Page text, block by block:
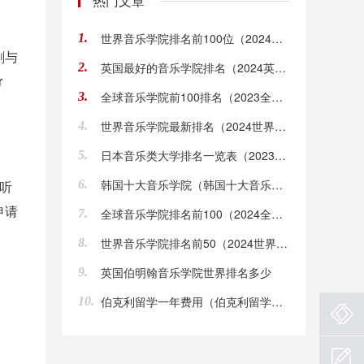
与
请
1. 世界音乐学院排名前100位（2024世界音乐学院排名前100位）
2. 英国最好的音乐学院排名（2024英国最好的音乐学院排名）
3. 全球音乐学院前100排名（2023全球音乐学院前100排名）
4. 世界音乐学院最新排名（2024世界音乐学院最新排行）
5. 日本音乐类大学排名一览表（2023日本音乐类大学排行导读表）
6. 韩国十大音乐学院（韩国十大音乐学院有哪些？）
7. 全球音乐学院排名前100（2024全球音乐学院排名前100）
8. 世界音乐学院排名前50（2024世界音乐学院排名前50）
9. 英国伯明翰音乐学院世界排名多少
10. 伯克利留学一年费用（伯克利留学一年学费）